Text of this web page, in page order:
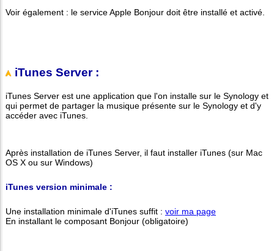
Voir également : le service Apple Bonjour doit être installé et activé.
iTunes Server :
iTunes Server est une application que l'on installe sur le Synology et
qui permet de partager la musique présente sur le Synology et d'y
accéder avec iTunes.
Après installation de iTunes Server, il faut installer iTunes (sur Mac
OS X ou sur Windows)
iTunes version minimale :
Une installation minimale d'iTunes suffit : voir ma page
En installant le composant Bonjour (obligatoire)